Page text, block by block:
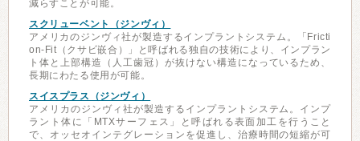
減らすことが可能。
スクリューベント（ジンヴィ）
アメリカのジンヴィ社が製造するインプラントシステム。「Fricti
on-Fit（クサビ嵌合）」と呼ばれる独自の技術により、インプラン
ト体と上部構造（人工歯冠）が抜けない構造になっているため、
長期にわたる使用が可能。
スイスプラス（ジンヴィ）
アメリカのジンヴィ社が製造するインプラントシステム。インプ
ラント体に「MTXサーフェス」と呼ばれる表面加工を行うこと
で、オッセオインテグレーションを促進し、治療時間の短縮が可